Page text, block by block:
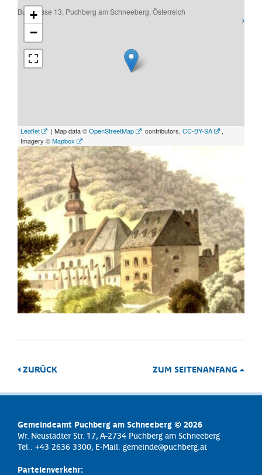
Burggasse 13, Puchberg am Schneeberg, Österreich
+
−
Leaflet | Map data ©OpenStreetMap contributors, CC-BY-SA
,
Imagery ©Mapbox
ZURÜCK ZUM SEITENANFANG
Gemeindeamt Puchberg am Schneeberg © 2026
Wr. Neustädter Str. 17, A-2734 Puchberg am Schneeberg
Tel.: +43 2636 3300, E-Mail: gemeinde@puchberg.at
Parteienverkehr: